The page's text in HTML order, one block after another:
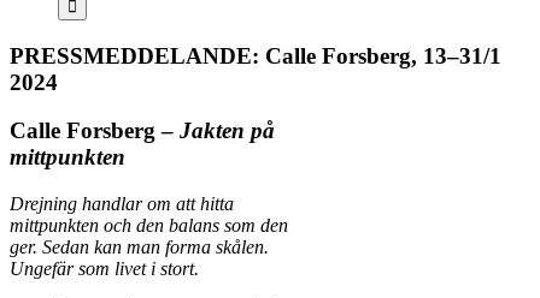
PRESSMEDDELANDE: Calle Forsberg, 13–31/1
2024
Calle Forsberg – Jakten på
mittpunkten
Drejning handlar om att hitta
mittpunkten och den balans som den
ger. Sedan kan man forma skålen.
Ungefär som livet i stort.